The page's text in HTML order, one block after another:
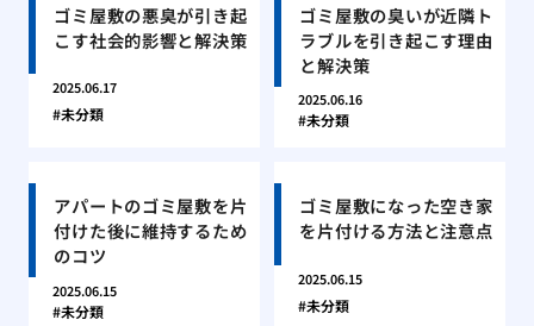
ゴミ屋敷の悪臭が引き起
こす社会的影響と解決策
2025.06.17
未分類
ゴミ屋敷の臭いが近隣ト
ラブルを引き起こす理由
と解決策
2025.06.16
未分類
アパートのゴミ屋敷を片
付けた後に維持するため
のコツ
2025.06.15
未分類
ゴミ屋敷になった空き家
を片付ける方法と注意点
2025.06.15
未分類